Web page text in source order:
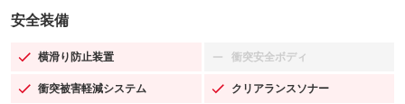
安全装備
横滑り防止装置
：装備あり 衝突安全ボディ
：装備なし
衝突被害軽減システム
：装備あり クリアランスソナー
：装備あり